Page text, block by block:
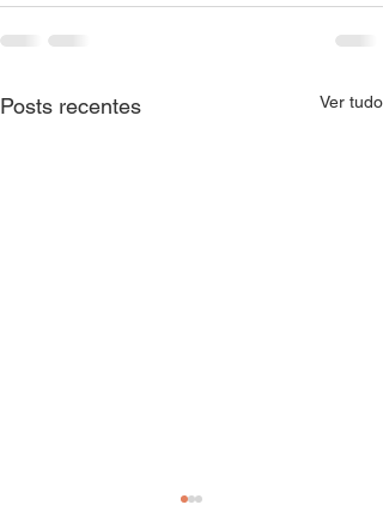
Posts recentes Ver tudo